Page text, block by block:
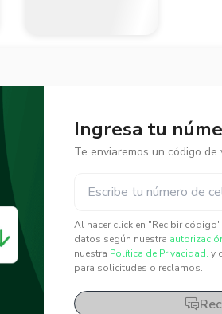
Ingresa tu
Te enviaremos un código de
Al hacer click en "Recibir
datos según nuestra
nuestra Política de Privacidad. y
para solicitudes o reclamos.